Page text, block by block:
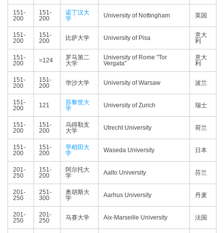
151-
200
151-
200
诺丁汉大
学
University of Nottingham 英国
151-
200
151-
200
比萨大学 University of Pisa
意大
利
151-
200
=124
罗马第二
大学
University of Rome "Tor
Vergata"
意大
利
151-
200
151-
200
华沙大学 University of Warsaw 波兰
151-
200
121
苏黎世大
学
University of Zurich 瑞士
151-
200
151-
200
乌得勒支
大学
Utrecht University 荷兰
151-
200
151-
200
早稻田大
学
Waseda University 日本
201-
250
151-
200
阿尔托大
学
Aalto University 芬兰
201-
250
251-
300
奥胡斯大
学
Aarhus University 丹麦
201-
250
201-
250
马赛大学 Aix-Marseille University 法国